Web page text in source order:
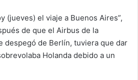
(jueves) el viaje a Buenos Aires”,
de que el Airbus de la
despegó de Berlín, tuviera que dar
Holanda debido a un